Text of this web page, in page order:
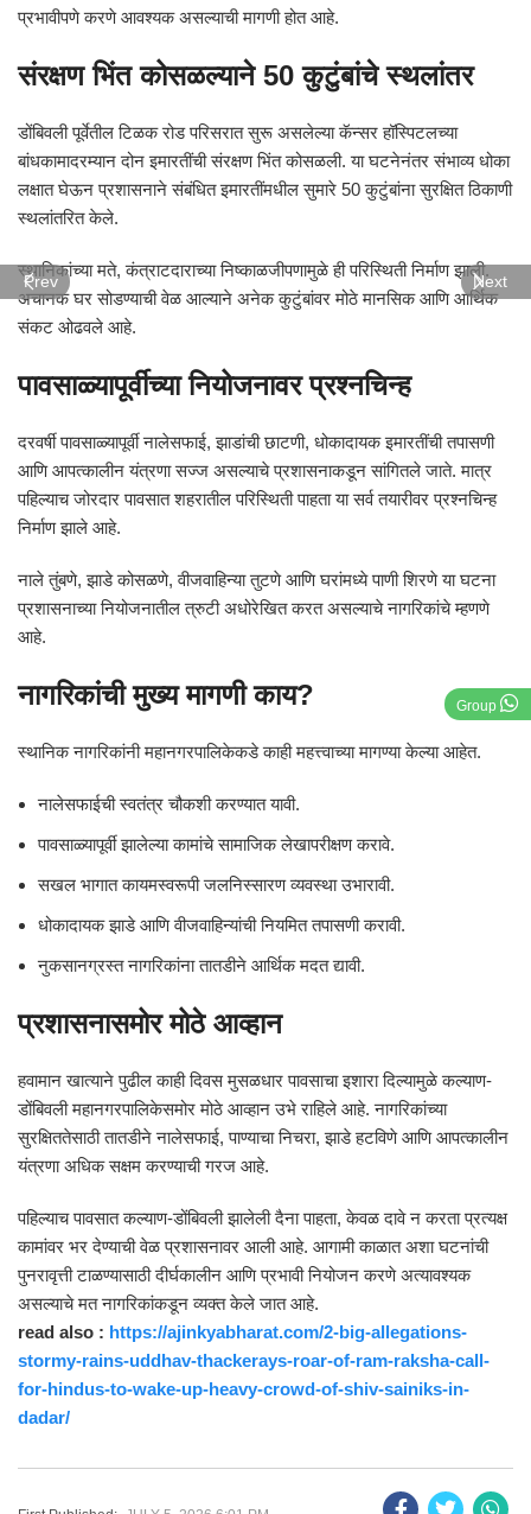
Group
प्रभावीपणे करणे आवश्यक असल्याची मागणी होत आहे.
संरक्षण भिंत कोसळल्याने 50 कुटुंबांचे स्थलांतर
डोंबिवली पूर्वेतील टिळक रोड परिसरात सुरू असलेल्या कॅन्सर हॉस्पिटलच्या
बांधकामादरम्यान दोन इमारतींची संरक्षण भिंत कोसळली. या घटनेनंतर संभाव्य धोका
लक्षात घेऊन प्रशासनाने संबंधित इमारतींमधील सुमारे 50 कुटुंबांना सुरक्षित ठिकाणी
स्थलांतरित केले.
स्थानिकांच्या मते, कंत्राटदाराच्या निष्काळजीपणामुळे ही परिस्थिती निर्माण झाली.
अचानक घर सोडण्याची वेळ आल्याने अनेक कुटुंबांवर मोठे मानसिक आणि आर्थिक
संकट ओढवले आहे.
पावसाळ्यापूर्वीच्या नियोजनावर प्रश्नचिन्ह
दरवर्षी पावसाळ्यापूर्वी नालेसफाई, झाडांची छाटणी, धोकादायक इमारतींची तपासणी
आणि आपत्कालीन यंत्रणा सज्ज असल्याचे प्रशासनाकडून सांगितले जाते. मात्र
पहिल्याच जोरदार पावसात शहरातील परिस्थिती पाहता या सर्व तयारीवर प्रश्नचिन्ह
निर्माण झाले आहे.
नाले तुंबणे, झाडे कोसळणे, वीजवाहिन्या तुटणे आणि घरांमध्ये पाणी शिरणे या घटना
प्रशासनाच्या नियोजनातील त्रुटी अधोरेखित करत असल्याचे नागरिकांचे म्हणणे
आहे.
नागरिकांची मुख्य मागणी काय?
स्थानिक नागरिकांनी महानगरपालिकेकडे काही महत्त्वाच्या मागण्या केल्या आहेत.
नालेसफाईची स्वतंत्र चौकशी करण्यात यावी.
पावसाळ्यापूर्वी झालेल्या कामांचे सामाजिक लेखापरीक्षण करावे.
सखल भागात कायमस्वरूपी जलनिस्सारण व्यवस्था उभारावी.
धोकादायक झाडे आणि वीजवाहिन्यांची नियमित तपासणी करावी.
नुकसानग्रस्त नागरिकांना तातडीने आर्थिक मदत द्यावी.
प्रशासनासमोर मोठे आव्हान
हवामान खात्याने पुढील काही दिवस मुसळधार पावसाचा इशारा दिल्यामुळे कल्याण-
डोंबिवली महानगरपालिकेसमोर मोठे आव्हान उभे राहिले आहे. नागरिकांच्या
सुरक्षिततेसाठी तातडीने नालेसफाई, पाण्याचा निचरा, झाडे हटविणे आणि आपत्कालीन
यंत्रणा अधिक सक्षम करण्याची गरज आहे.
पहिल्याच पावसात कल्याण-डोंबिवली झालेली दैना पाहता, केवळ दावे न करता प्रत्यक्ष
कामांवर भर देण्याची वेळ प्रशासनावर आली आहे. आगामी काळात अशा घटनांची
पुनरावृत्ती टाळण्यासाठी दीर्घकालीन आणि प्रभावी नियोजन करणे अत्यावश्यक
असल्याचे मत नागरिकांकडून व्यक्त केले जात आहे.
read also : https://ajinkyabharat.com/2-big-allegations-
stormy-rains-uddhav-thackerays-roar-of-ram-raksha-call-
for-hindus-to-wake-up-heavy-crowd-of-shiv-sainiks-in-
dadar/
Prev Next